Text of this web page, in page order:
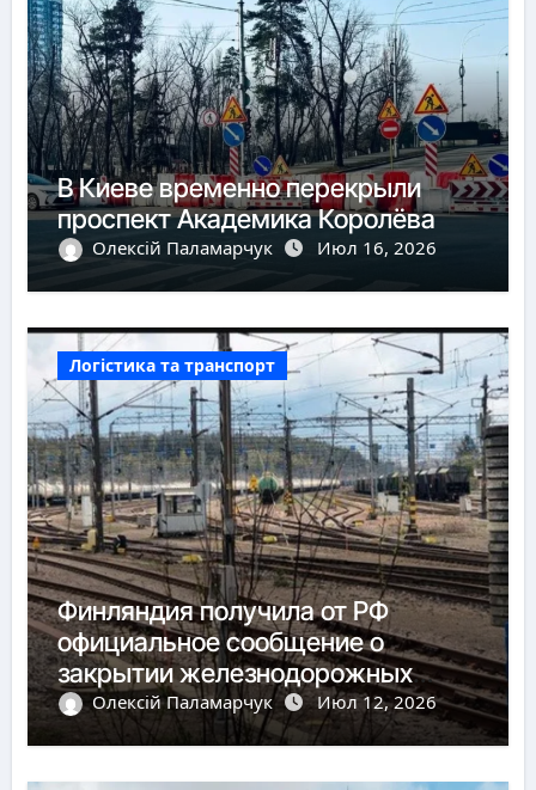
В Киеве временно перекрыли
проспект Академика Королёва
Олексій Паламарчук Июл 16, 2026
Логістика та транспорт
Финляндия получила от РФ
официальное сообщение о
закрытии железнодорожных
пунктов пропуска
Олексій Паламарчук Июл 12, 2026